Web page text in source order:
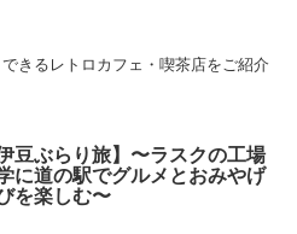
きるレトロカフェ・喫茶店をご紹介
伊豆ぶらり旅】〜ラスクの工場
に道の駅でグルメとおみやげ
を楽しむ〜